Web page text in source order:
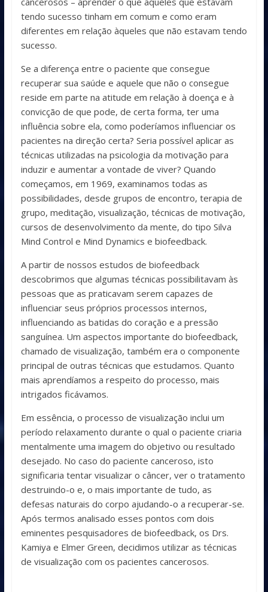
tendo sucesso tinham em comum e como eram
diferentes em relação àqueles que não estavam tendo
sucesso.
Se a diferença entre o paciente que consegue
recuperar sua saúde e aquele que não o consegue
reside em parte na atitude em relação à doença e à
convicção de que pode, de certa forma, ter uma
influência sobre ela, como poderíamos influenciar os
pacientes na direção certa? Seria possível aplicar as
técnicas utilizadas na psicologia da motivação para
induzir e aumentar a vontade de viver? Quando
começamos, em 1969, examinamos todas as
possibilidades, desde grupos de encontro, terapia de
grupo, meditação, visualização, técnicas de motivação,
cursos de desenvolvimento da mente, do tipo Silva
Mind Control e Mind Dynamics e biofeedback.
A partir de nossos estudos de biofeedback
descobrimos que algumas técnicas possibilitavam às
pessoas que as praticavam serem capazes de
influenciar seus próprios processos internos,
influenciando as batidas do coração e a pressão
sanguínea. Um aspectos importante do biofeedback,
chamado de visualização, também era o componente
principal de outras técnicas que estudamos. Quanto
mais aprendíamos a respeito do processo, mais
intrigados ficávamos.
Em essência, o processo de visualização inclui um
período relaxamento durante o qual o paciente criaria
mentalmente uma imagem do objetivo ou resultado
desejado. No caso do paciente canceroso, isto
significaria tentar visualizar o câncer, ver o tratamento
destruindo-o e, o mais importante de tudo, as
defesas naturais do corpo ajudando-o a recuperar-se.
Após termos analisado esses pontos com dois
eminentes pesquisadores de biofeedback, os Drs.
Kamiya e Elmer Green, decidimos utilizar as técnicas
de visualização com os pacientes cancerosos.